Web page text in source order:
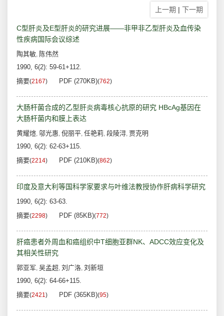
上一期 | 下一期
C型肝炎及E型肝炎的研究进展——非甲非乙型肝炎及血传染
性疾病国际会议综述
陶其敏, 陈伟然
1990, 6(2): 59-61+112.
摘要(2167) PDF (270KB)(762)
大肠杆菌合成的乙型肝炎病毒核心抗原的研究 HBcAg基因在
大肠杆菌内和膜上表达
黄耀煊, 邬光惠, 倪丽平, 任艳莉, 段陵浔, 贾克明
1990, 6(2): 62-63+115.
摘要(2214) PDF (210KB)(862)
印度及意大利等国科学家要求与叶维法教授协作肝病科学研究
1990, 6(2): 63-63.
摘要(2298) PDF (85KB)(772)
肝癌患者外周血和癌组织中T细胞亚群NK、ADCC效应变化及
其相关性研究
郭亚军, 吴孟超, 刘广洛, 刘新垣
1990, 6(2): 64-66+115.
摘要(2421) PDF (365KB)(95)